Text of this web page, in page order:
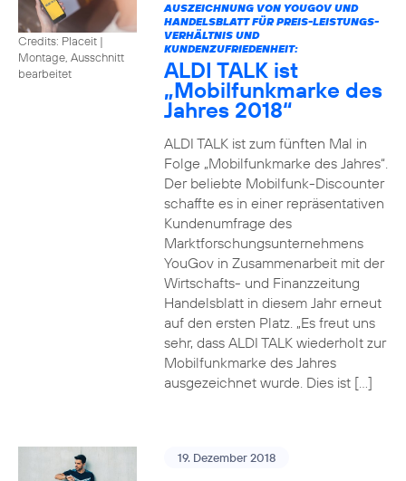
Credits: Placeit |
Montage, Ausschnitt
bearbeitet
AUSZEICHNUNG VON YOUGOV UND
HANDELSBLATT FÜR PREIS-LEISTUNGS-
VERHÄLTNIS UND
KUNDENZUFRIEDENHEIT:
ALDI TALK ist
„Mobilfunkmarke des
Jahres 2018“
ALDI TALK ist zum fünften Mal in
Folge „Mobilfunkmarke des Jahres“.
Der beliebte Mobilfunk-Discounter
schaffte es in einer repräsentativen
Kundenumfrage des
Marktforschungsunternehmens
YouGov in Zusammenarbeit mit der
Wirtschafts- und Finanzzeitung
Handelsblatt in diesem Jahr erneut
auf den ersten Platz. „Es freut uns
sehr, dass ALDI TALK wiederholt zur
Mobilfunkmarke des Jahres
ausgezeichnet wurde. Dies ist […]
19. Dezember 2018